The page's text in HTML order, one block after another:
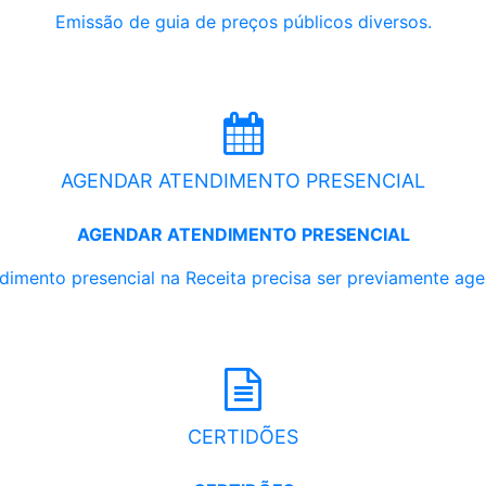
Emissão de guia de preços públicos diversos.
AGENDAR ATENDIMENTO PRESENCIAL
AGENDAR ATENDIMENTO PRESENCIAL
presencial na Receita precisa ser previamente
CERTIDÕES